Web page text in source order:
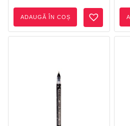
ADAUGĂ ÎN COȘ